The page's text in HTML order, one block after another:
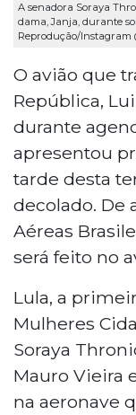
A senadora Soraya
dama, Janja, durante
Reprodução/Instagram
O avião que
República,
durante
apresentou
tarde desta
decolado. De
Aéreas
será feito no
Lula, a
Mulheres
Soraya
Mauro Vieira
na aeronave